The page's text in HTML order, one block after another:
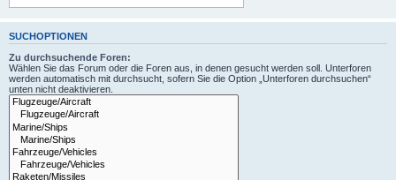
SUCHOPTIONEN
Zu durchsuchende Foren:
Wählen Sie das Forum oder die Foren aus, in denen gesucht werden soll. Unterforen
werden automatisch mit durchsucht, sofern Sie die Option „Unterforen durchsuchen“
unten nicht deaktivieren.